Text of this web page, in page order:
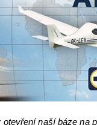
otevření naší báze na